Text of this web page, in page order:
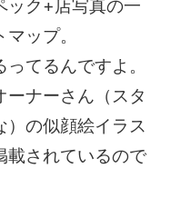
ック+店写真の一
ップ。
てるんですよ。
ーナーさん（スタ
）の似顔絵イラス
載されているので